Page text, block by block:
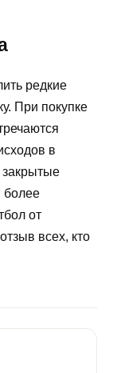
редкие
При покупке
в
закрытые
более
от
всех, кто